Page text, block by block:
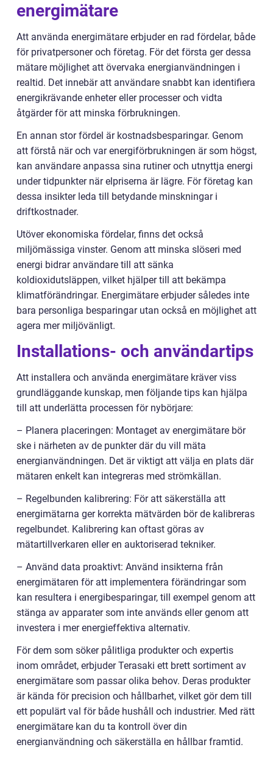
energimätare
Att använda energimätare erbjuder en rad fördelar, både
för privatpersoner och företag. För det första ger dessa
mätare möjlighet att övervaka energianvändningen i
realtid. Det innebär att användare snabbt kan identifiera
energikrävande enheter eller processer och vidta
åtgärder för att minska förbrukningen.
En annan stor fördel är kostnadsbesparingar. Genom
att förstå när och var energiförbrukningen är som högst,
kan användare anpassa sina rutiner och utnyttja energi
under tidpunkter när elpriserna är lägre. För företag kan
dessa insikter leda till betydande minskningar i
driftkostnader.
Utöver ekonomiska fördelar, finns det också
miljömässiga vinster. Genom att minska slöseri med
energi bidrar användare till att sänka
koldioxidutsläppen, vilket hjälper till att bekämpa
klimatförändringar. Energimätare erbjuder således inte
bara personliga besparingar utan också en möjlighet att
agera mer miljövänligt.
Installations- och användartips
Att installera och använda energimätare kräver viss
grundläggande kunskap, men följande tips kan hjälpa
till att underlätta processen för nybörjare:
– Planera placeringen: Montaget av energimätare bör
ske i närheten av de punkter där du vill mäta
energianvändningen. Det är viktigt att välja en plats där
mätaren enkelt kan integreras med strömkällan.
– Regelbunden kalibrering: För att säkerställa att
energimätarna ger korrekta mätvärden bör de kalibreras
regelbundet. Kalibrering kan oftast göras av
mätartillverkaren eller en auktoriserad tekniker.
– Använd data proaktivt: Använd insikterna från
energimätaren för att implementera förändringar som
kan resultera i energibesparingar, till exempel genom att
stänga av apparater som inte används eller genom att
investera i mer energieffektiva alternativ.
För dem som söker pålitliga produkter och expertis
inom området, erbjuder Terasaki ett brett sortiment av
energimätare som passar olika behov. Deras produkter
är kända för precision och hållbarhet, vilket gör dem till
ett populärt val för både hushåll och industrier. Med rätt
energimätare kan du ta kontroll över din
energianvändning och säkerställa en hållbar framtid.